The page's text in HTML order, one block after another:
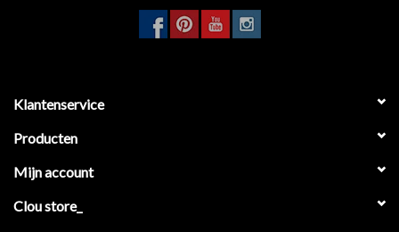
Klantenservice
Producten
Mijn account
Clou store_